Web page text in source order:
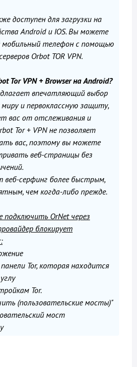
доступен для загрузки на
Android и IOS. Вы можете
мобильный телефон с помощью
Orbot TOR VPN.
Tor VPN + Browser на Android?
впечатляющий выбор
миру и первоклассную защиту,
вас от отслеживания и
Tor + VPN не позволяет
вас, поэтому вы можете
веб-страницы без
веб-серфинг более быстрым,
чем когда-либо прежде.
OrNet через
блокирует
Tor, которая находится
Tor.
(пользовательские мосты)"
мост